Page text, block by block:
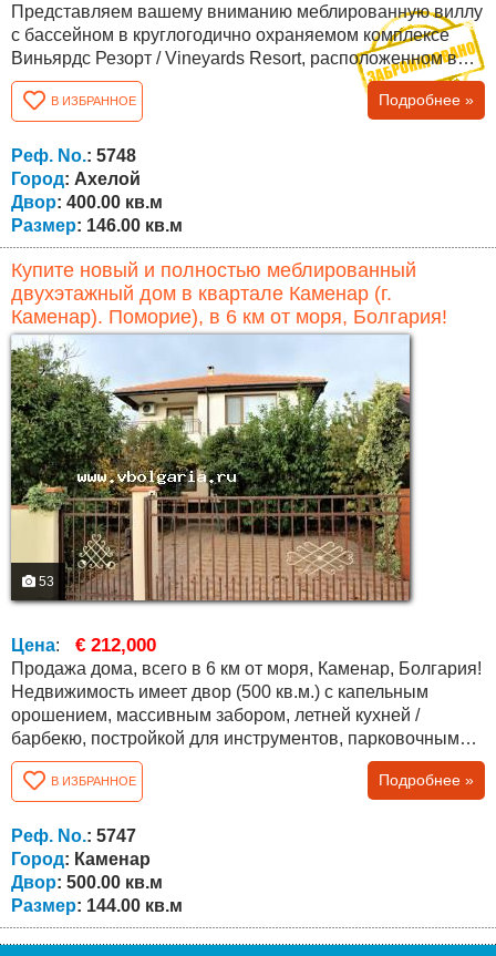
Представляем вашему вниманию меблированную виллу
с бассейном в круглогодично охраняемом комплексе
Виньярдс Резорт / Vineyards Resort, расположенном в
юго-восточной Болгарии, недалеко от моря, городка
Каблешково, а также до курортов поселка Ахелой (в 5 км
от пляжа) и курорта Солнечный Берег (10 мин езды).
Комплекс расположен на красивом холме у подножия
горы Стара планина с прекрасным...
В ИЗБРАННОЕ Подробнее »
Реф. No.: 5748
Город: Ахелой
Двор: 400.00 кв.м
Размер: 146.00 кв.м
Купите новый и полностью меблированный
двухэтажный дом в квартале Каменар (г.
Каменар). Поморие), в 6 км от моря, Болгария!
53
Цена: € 212,000
Продажа дома, всего в 6 км от моря, Каменар, Болгария!
Недвижимость имеет двор (500 кв.м.) с капельным
орошением, массивным забором, летней кухней /
барбекю, постройкой для инструментов, парковочным
местом и множеством различных деревьев и
кустарников, в т. ч. вечнозеленых. Дом новый и
полностью меблированный, общая площадь составляет
144 кв.м. На первом этаже (63 кв.м.) есть большая кухня,
гостиная/ зал с камином (водяная рубашка,...
В ИЗБРАННОЕ Подробнее »
Реф. No.: 5747
Город: Каменар
Двор: 500.00 кв.м
Размер: 144.00 кв.м